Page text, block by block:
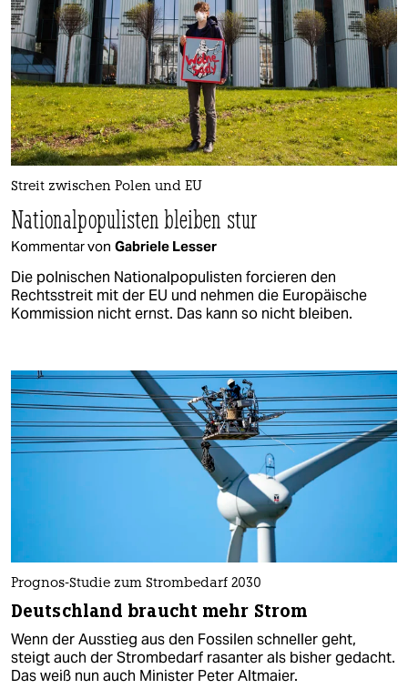
Streit zwischen Polen und EU
Nationalpopulisten bleiben stur
Kommentar von Gabriele Lesser
Die polnischen Nationalpopulisten forcieren den
Rechtsstreit mit der EU und nehmen die Europäische
Kommission nicht ernst. Das kann so nicht bleiben.
Prognos-Studie zum Strombedarf 2030
Deutschland braucht mehr Strom
Wenn der Ausstieg aus den Fossilen schneller geht,
steigt auch der Strombedarf rasanter als bisher gedacht.
Das weiß nun auch Minister Peter Altmaier.